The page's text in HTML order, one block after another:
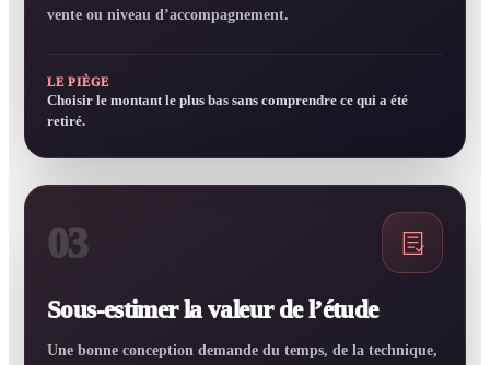
vente ou niveau d’accompagnement.
LE PIÈGE
Choisir le montant le plus bas sans comprendre ce qui a été
retiré.
03
Sous-estimer la valeur de l’étude
Une bonne conception demande du temps, de la technique,